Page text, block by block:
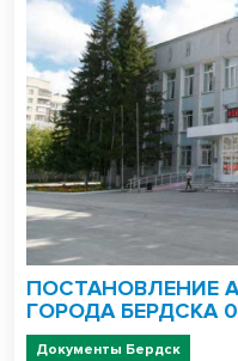
ПОСТАНОВЛЕНИЕ
ГОРОДА БЕРДСКА
Документы Бердск